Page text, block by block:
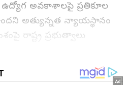
ఉద్యోగ అవకాశాలపై ప్రతికూల
అత్యున్న‌త న్యాయ‌స్థానం
రాష్ట్ర ప్రభుత్వాలు
కీలక అభిప్రాయాలను
ప్రధాన న్యాయమూర్తి